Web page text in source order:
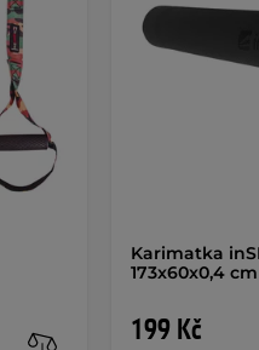
Karimatka
173x60x0,4 cm
199 Kč